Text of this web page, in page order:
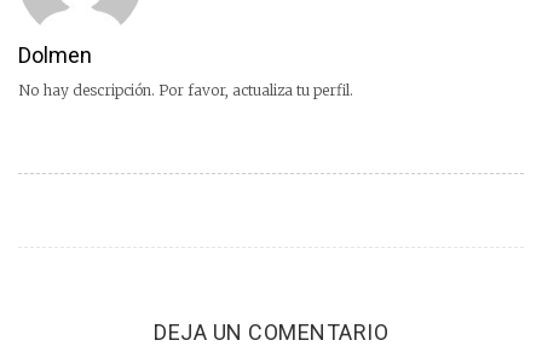
Dolmen
No hay descripción. Por favor, actualiza tu perfil.
DEJA UN COMENTARIO